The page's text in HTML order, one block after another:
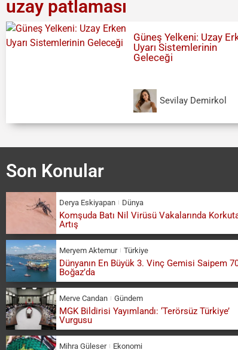
uzay patlaması
Güneş Yelkeni: Uzay
Uyarı Sistemlerinin
Geleceği
Sevilay Demirkol
Son Konular
Derya Eskiyapan Dünya
Komşuda Batı Nil Virüsü Vakalarında
Artış
Meryem Aktemur Türkiye
Dünyanın En Büyük 3. Vinç Gemisi Saipem
Boğaz’da
Merve Candan Gündem
MGK Bildirisi Yayımlandı: ‘Terörsüz Türkiye’
Vurgusu
Mihra Güleser Ekonomi